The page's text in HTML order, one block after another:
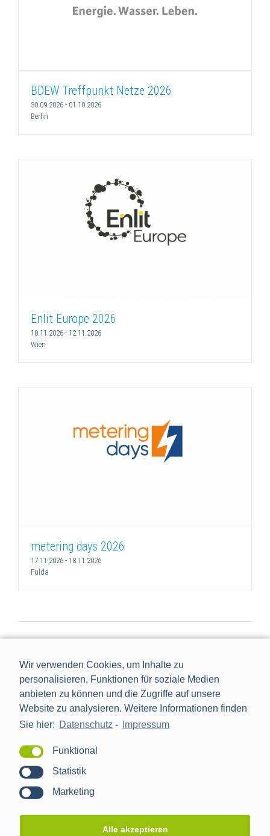
Wir verwenden Cookies, um Inhalte zu
personalisieren, Funktionen für soziale Medien
anbieten zu können und die Zugriffe auf unsere
Website zu analysieren. Weitere Informationen finden
Sie hier: Datenschutz - Impressum
Funktional
Statistik
Marketing
Alle akzeptieren
BDEW Treffpunkt Netze 2026
30.09.2026 - 01.10.2026
Berlin
Enlit Europe 2026
10.11.2026 - 12.11.2026
Wien
metering days 2026
17.11.2026 - 18.11.2026
Fulda
Vergangene Veranstaltungen